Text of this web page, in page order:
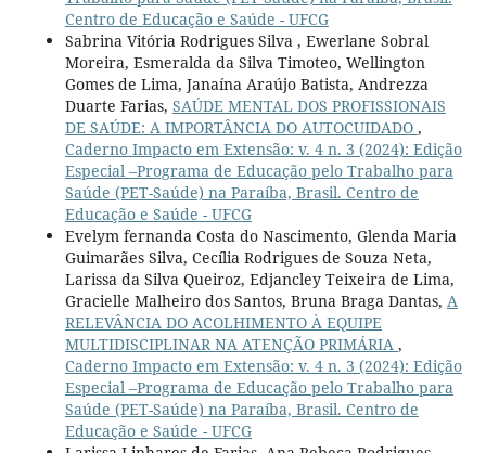
Centro de Educação e Saúde - UFCG
Sabrina Vitória Rodrigues Silva , Ewerlane Sobral
Moreira, Esmeralda da Silva Timoteo, Wellington
Gomes de Lima, Janaína Araújo Batista, Andrezza
Duarte Farias, SAÚDE MENTAL DOS PROFISSIONAIS
DE SAÚDE: A IMPORTÂNCIA DO AUTOCUIDADO ,
Caderno Impacto em Extensão: v. 4 n. 3 (2024): Edição
Especial –Programa de Educação pelo Trabalho para
Saúde (PET-Saúde) na Paraíba, Brasil. Centro de
Educação e Saúde - UFCG
Evelym fernanda Costa do Nascimento, Glenda Maria
Guimarães Silva, Cecília Rodrigues de Souza Neta,
Larissa da Silva Queiroz, Edjancley Teixeira de Lima,
Gracielle Malheiro dos Santos, Bruna Braga Dantas, A
RELEVÂNCIA DO ACOLHIMENTO À EQUIPE
MULTIDISCIPLINAR NA ATENÇÃO PRIMÁRIA ,
Caderno Impacto em Extensão: v. 4 n. 3 (2024): Edição
Especial –Programa de Educação pelo Trabalho para
Saúde (PET-Saúde) na Paraíba, Brasil. Centro de
Educação e Saúde - UFCG